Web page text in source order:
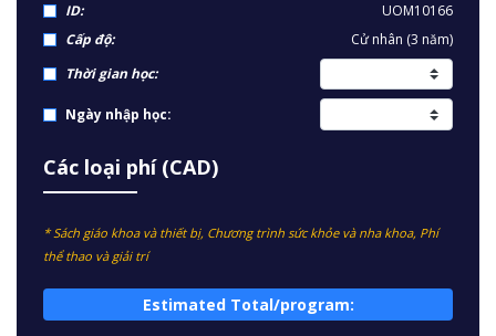
ID:
UOM10166
Cấp độ:
Cử nhân (3 năm)
Thời gian học:
Ngày nhập học:
Các loại phí (CAD)
* Sách giáo khoa và thiết bị, Chương trình sức khỏe và nha khoa, Phí
thể thao và giải trí
Estimated Total/program: